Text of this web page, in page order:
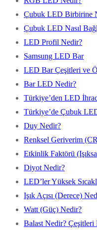
Çubuk LED Birbirine
Çubuk LED Nasıl
LED Profil Nedir?
Samsung LED Bar
LED Bar Çeşitleri ve
Bar LED Nedir?
Türkiye’den LED
Türkiye’de Çubuk
Duy Nedir?
Renksel Geriverim
Etkinlik Faktörü
Diyot Nedir?
LED’ler Yüksek
Işık Açısı (Derece)
Watt (Güç) Nedir?
Balast Nedir? Çeşitleri